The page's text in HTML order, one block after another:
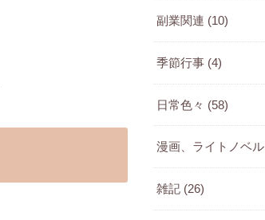
副業関連 (10)
季節行事 (4)
日常色々 (58)
漫画、ライトノベル
雑記 (26)